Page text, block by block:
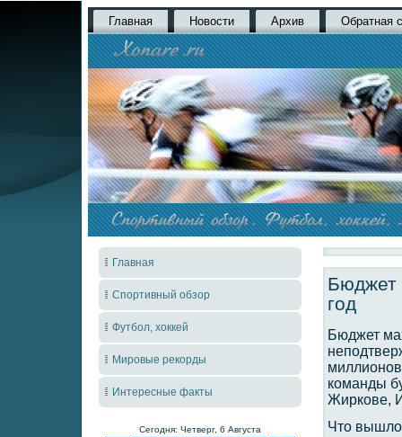
Главная Новости Архив Обратная
Главная
Спортивный обзор
Футбол, хоккей
Мировые рекорды
Интересные факты
Сегодня: Четверг, 6 Августа
Бюджет
год
Бюджет
команды
Жиркове,
Что